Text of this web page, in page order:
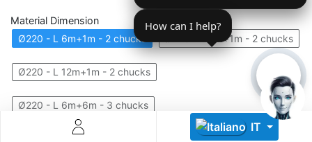
IT
Material Dimension
Ø220 - L 6m+1m - 2 chucks
Ø220 - L 9m+1m - 2 chucks
Ø220 - L 12m+1m - 2 chucks
Ø220 - L 6m+6m - 3 chucks
Conectează roboți, software și servicii într-o singură
soluție
Scalabil de la 1 robot la zeci de unități
Află mai mult
How can I help?